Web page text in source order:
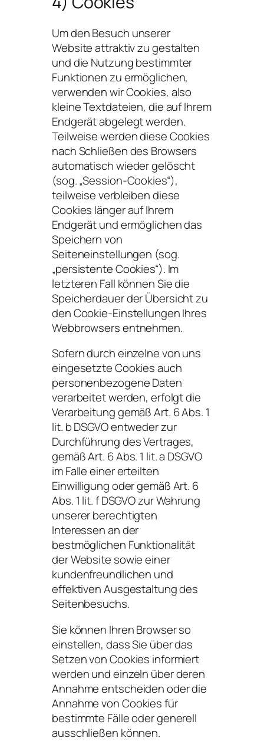
Um den Besuch unserer
Website attraktiv zu gestalten
und die Nutzung bestimmter
Funktionen zu ermöglichen,
verwenden wir Cookies, also
kleine Textdateien, die auf Ihrem
Endgerät abgelegt werden.
Teilweise werden diese Cookies
nach Schließen des Browsers
automatisch wieder gelöscht
(sog. „Session-Cookies“),
teilweise verbleiben diese
Cookies länger auf Ihrem
Endgerät und ermöglichen das
Speichern von
Seiteneinstellungen (sog.
„persistente Cookies“). Im
letzteren Fall können Sie die
Speicherdauer der Übersicht zu
den Cookie-Einstellungen Ihres
Webbrowsers entnehmen.
Sofern durch einzelne von uns
eingesetzte Cookies auch
personenbezogene Daten
verarbeitet werden, erfolgt die
Verarbeitung gemäß Art. 6 Abs. 1
lit. b DSGVO entweder zur
Durchführung des Vertrages,
gemäß Art. 6 Abs. 1 lit. a DSGVO
im Falle einer erteilten
Einwilligung oder gemäß Art. 6
Abs. 1 lit. f DSGVO zur Wahrung
unserer berechtigten
Interessen an der
bestmöglichen Funktionalität
der Website sowie einer
kundenfreundlichen und
effektiven Ausgestaltung des
Seitenbesuchs.
Sie können Ihren Browser so
einstellen, dass Sie über das
Setzen von Cookies informiert
werden und einzeln über deren
Annahme entscheiden oder die
Annahme von Cookies für
bestimmte Fälle oder generell
ausschließen können.